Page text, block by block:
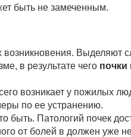
быть не замеченным.
возникновения. Выделяют
в результате чего почки
возникает у пожилых
по ее устранению.
быть. Патологий почек
от болей в должен уже